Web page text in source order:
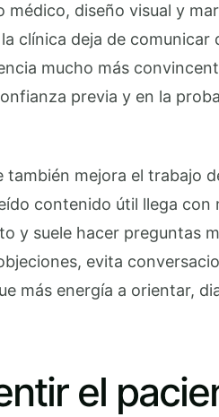
médico, diseño visual y
clínica deja de
mucho más
previa y en la
también mejora el trabajo
contenido útil llega
y suele hacer preguntas
evita
más energía a orientar,
el